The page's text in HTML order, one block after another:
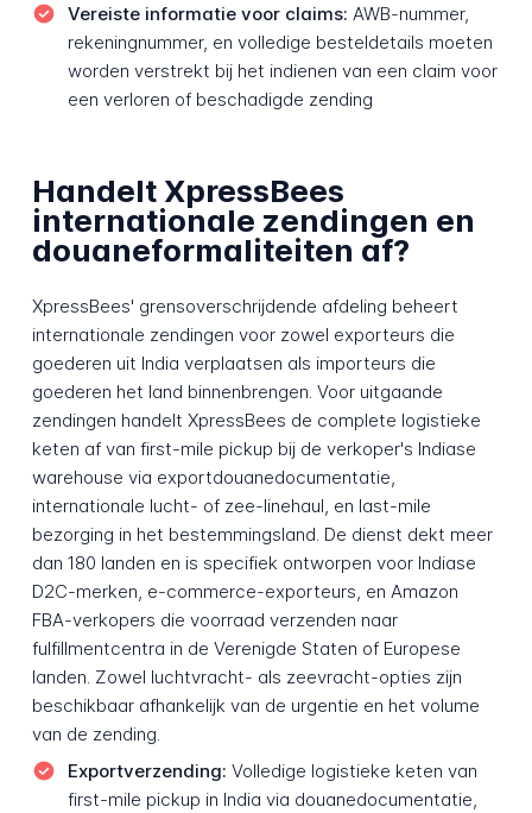
Vereiste informatie voor claims: AWB-nummer,
rekeningnummer, en volledige besteldetails moeten
worden verstrekt bij het indienen van een claim voor
een verloren of beschadigde zending
Handelt XpressBees
internationale zendingen en
douaneformaliteiten af?
XpressBees' grensoverschrijdende afdeling beheert
internationale zendingen voor zowel exporteurs die
goederen uit India verplaatsen als importeurs die
goederen het land binnenbrengen. Voor uitgaande
zendingen handelt XpressBees de complete logistieke
keten af van first-mile pickup bij de verkoper's Indiase
warehouse via exportdouanedocumentatie,
internationale lucht- of zee-linehaul, en last-mile
bezorging in het bestemmingsland. De dienst dekt meer
dan 180 landen en is specifiek ontworpen voor Indiase
D2C-merken, e-commerce-exporteurs, en Amazon
FBA-verkopers die voorraad verzenden naar
fulfillmentcentra in de Verenigde Staten of Europese
landen. Zowel luchtvracht- als zeevracht-opties zijn
beschikbaar afhankelijk van de urgentie en het volume
van de zending.
Exportverzending: Volledige logistieke keten van
first-mile pickup in India via douanedocumentatie,